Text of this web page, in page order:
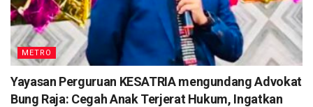
METRO
Yayasan Perguruan KESATRIA mengundang Advokat
Bung Raja: Cegah Anak Terjerat Hukum, Ingatkan